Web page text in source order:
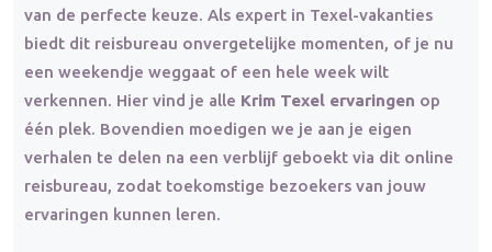
van de perfecte keuze. Als expert in Texel-vakanties
biedt dit reisbureau onvergetelijke momenten, of je nu
een weekendje weggaat of een hele week wilt
verkennen. Hier vind je alle Krim Texel ervaringen op
één plek. Bovendien moedigen we je aan je eigen
verhalen te delen na een verblijf geboekt via dit online
reisbureau, zodat toekomstige bezoekers van jouw
ervaringen kunnen leren.